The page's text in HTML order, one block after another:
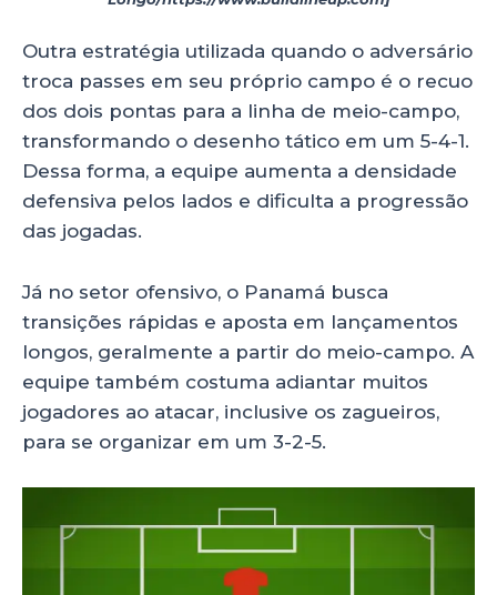
Outra estratégia utilizada quando o adversário
troca passes em seu próprio campo é o recuo
dos dois pontas para a linha de meio-campo,
transformando o desenho tático em um 5-4-1.
Dessa forma, a equipe aumenta a densidade
defensiva pelos lados e dificulta a progressão
das jogadas.
Já no setor ofensivo, o Panamá busca
transições rápidas e aposta em lançamentos
longos, geralmente a partir do meio-campo. A
equipe também costuma adiantar muitos
jogadores ao atacar, inclusive os zagueiros,
para se organizar em um 3-2-5.